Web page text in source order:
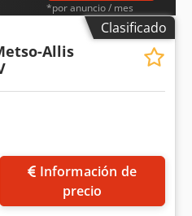
*por anuncio / mes
Clasificado
Allis
precio